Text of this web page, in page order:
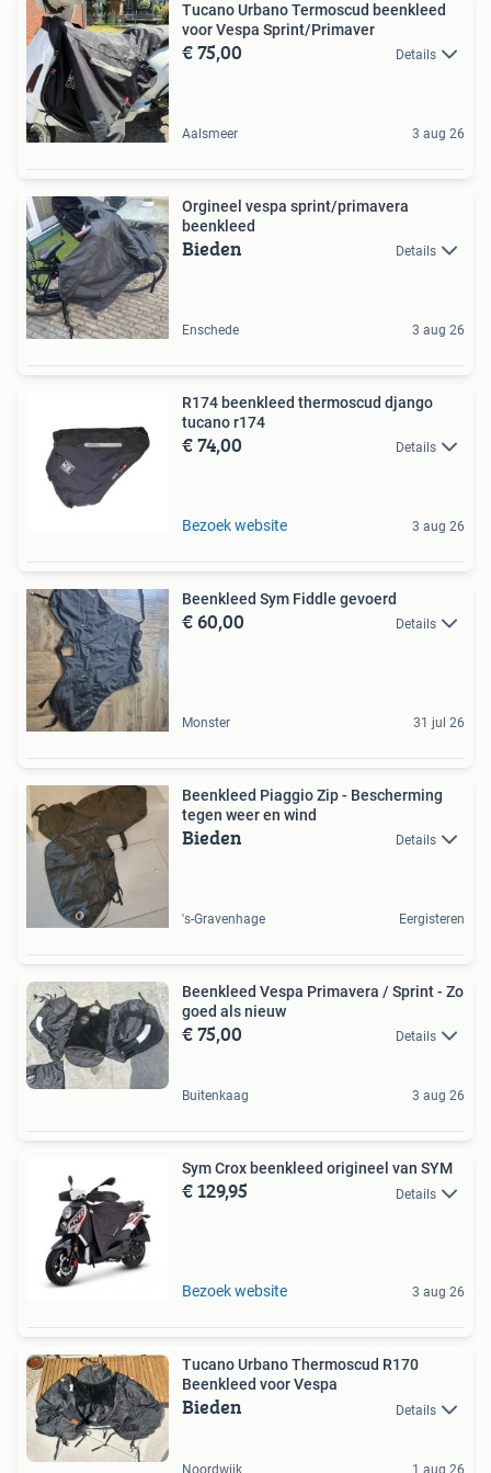
Tucano Urbano Termoscud beenkleed
voor Vespa Sprint/Primaver
€ 75,00 Details
Aalsmeer 3 aug 26
Orgineel vespa sprint/primavera
beenkleed
Bieden Details
Enschede 3 aug 26
R174 beenkleed thermoscud django
tucano r174
€ 74,00 Details
Bezoek website 3 aug 26
Beenkleed Sym Fiddle gevoerd
€ 60,00 Details
Monster 31 jul 26
Beenkleed Piaggio Zip - Bescherming
tegen weer en wind
Bieden Details
's-Gravenhage Eergisteren
Beenkleed Vespa Primavera / Sprint - Zo
goed als nieuw
€ 75,00 Details
Buitenkaag 3 aug 26
Sym Crox beenkleed origineel van SYM
€ 129,95 Details
Bezoek website 3 aug 26
Tucano Urbano Thermoscud R170
Beenkleed voor Vespa
Bieden Details
Noordwijk 1 aug 26